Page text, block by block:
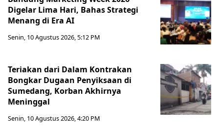
Digelar Lima Hari, Bahas Strategi
Menang di Era AI
Senin, 10 Agustus 2026, 5:12 PM
Teriakan dari Dalam Kontrakan
Bongkar Dugaan Penyiksaan di
Sumedang, Korban Akhirnya
Meninggal
Senin, 10 Agustus 2026, 4:20 PM